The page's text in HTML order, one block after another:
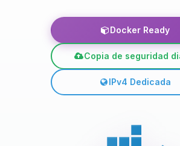
Docker Ready
Copia de seguridad
IPv4 Dedicada